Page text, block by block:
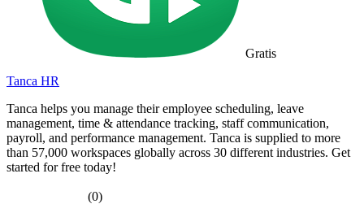
Gratis
Tanca HR
Tanca helps you manage their employee scheduling, leave
management, time & attendance tracking, staff communication,
payroll, and performance management. Tanca is supplied to more
than 57,000 workspaces globally across 30 different industries. Get
started for free today!
(0)